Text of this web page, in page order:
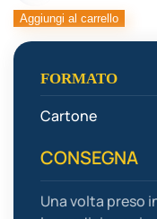
POCHE
MODECOR
quantità
Aggiungi al carrello
FORMATO
Cartone
CONSEGNA
Una volta preso